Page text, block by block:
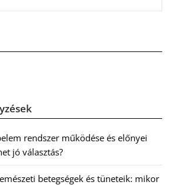
rendszer működése és előnyei
jó választás?
betegségek és tüneteik: mikor